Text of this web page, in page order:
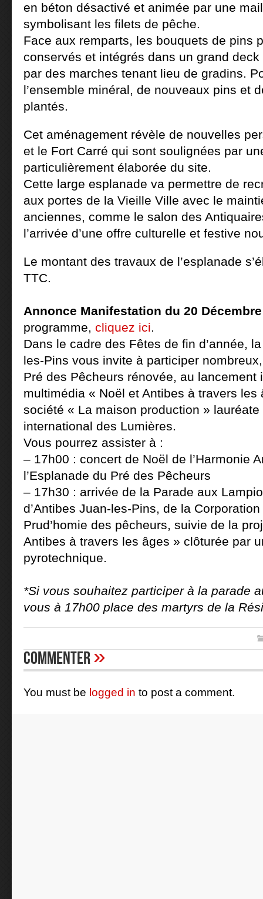
en béton désactivé et animée par une
symbolisant les filets de pêche.
Face aux remparts, les bouquets de pins
conservés et intégrés dans un grand
par des marches tenant lieu de gradins.
l’ensemble minéral, de nouveaux pins et
plantés.
Cet aménagement révèle de nouvelles
et le Fort Carré qui sont soulignées par
particulièrement élaborée du site.
Cette large esplanade va permettre de
aux portes de la Vieille Ville avec le
anciennes, comme le salon des
l’arrivée d’une offre culturelle et festive
Le montant des travaux de l’esplanade
TTC.
Annonce Manifestation du 20 Décembre
programme, cliquez ici.
Dans le cadre des Fêtes de fin d’année,
les-Pins vous invite à participer
Pré des Pêcheurs rénovée, au lancement
multimédia « Noël et Antibes à travers les
société « La maison production » lauréate
international des Lumières.
Vous pourrez assister à :
– 17h00 : concert de Noël de l’Harmonie
l’Esplanade du Pré des Pêcheurs
– 17h30 : arrivée de la Parade aux
d’Antibes Juan-les-Pins, de la
Prud’homie des pêcheurs, suivie de la
Antibes à travers les âges » clôturée par
pyrotechnique.
*Si vous souhaitez participer à la parade
vous à 17h00 place des martyrs de la
Commenter»
You must be logged in to post a comment.